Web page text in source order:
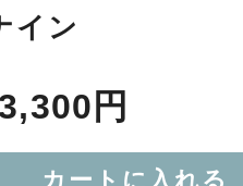
イン
円